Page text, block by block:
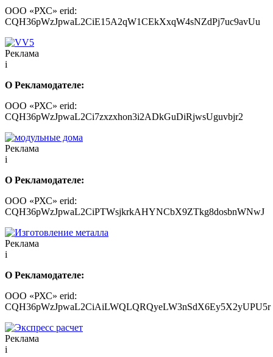
ООО «РХС» erid:
CQH36pWzJpwaL2CiE15A2qW1CEkXxqW4sNZdPj7uc9avUu
Реклама
i
О Рекламодателе:
ООО «РХС» erid:
CQH36pWzJpwaL2Ci7zxzxhon3i2ADkGuDiRjwsUguvbjr2
Реклама
i
О Рекламодателе:
ООО «РХС» erid:
CQH36pWzJpwaL2CiPTWsjkrkAHYNCbX9ZTkg8dosbnWNwJ
Реклама
i
О Рекламодателе:
ООО «РХС» erid:
CQH36pWzJpwaL2CiAiLWQLQRQyeLW3nSdX6Ey5X2yUPU5r
Реклама
i